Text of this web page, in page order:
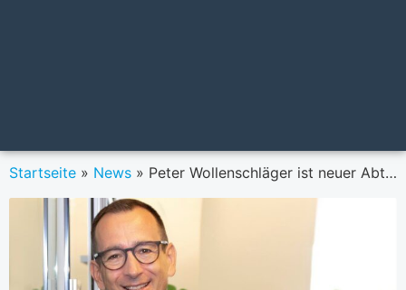
Startseite » News » Peter Wollenschläger ist neuer Abteilungsleiter Schaden-Unfall Firmenkunden bei Helvetia Österreich